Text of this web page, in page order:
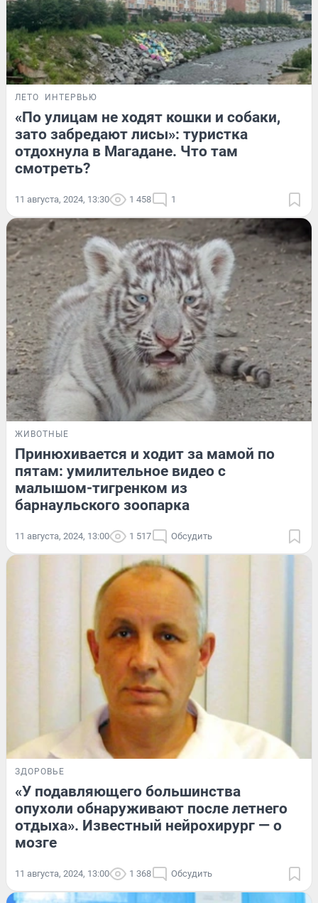
ЛЕТО ИНТЕРВЬЮ
«По улицам не ходят кошки и собаки,
зато забредают лисы»: туристка
отдохнула в Магадане. Что там
смотреть?
11 августа, 2024, 13:30 1 458 1
ЖИВОТНЫЕ
Принюхивается и ходит за мамой по
пятам: умилительное видео с
малышом-тигренком из
барнаульского зоопарка
11 августа, 2024, 13:00 1 517 Обсудить
ЗДОРОВЬЕ
«У подавляющего большинства
опухоли обнаруживают после летнего
отдыха». Известный нейрохирург — о
мозге
11 августа, 2024, 13:00 1 368 Обсудить